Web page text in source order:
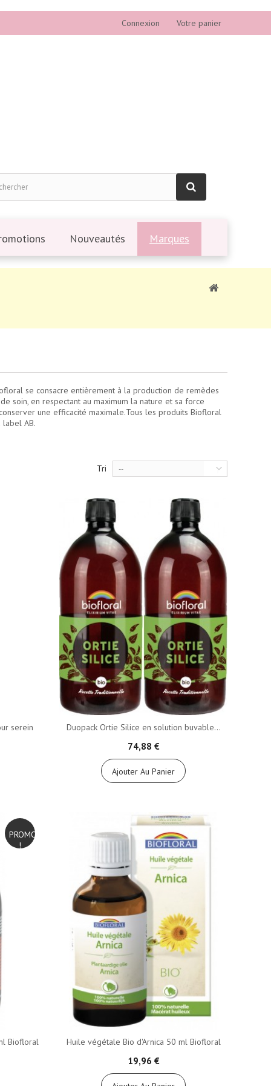
Connexion Votre panier
Nouveautés Marques
se consacre entièrement à la production de remèdes
soin, en respectant au maximum la nature et sa force
une efficacité maximale.Tous les produits Biofloral
AB.
Tri --
serein
Duopack Ortie Silice en solution buvable...
74,88 €
Ajouter Au Panier
PROMO
!
Biofloral Huile végétale Bio d'Arnica 50 ml Biofloral
19,96 €